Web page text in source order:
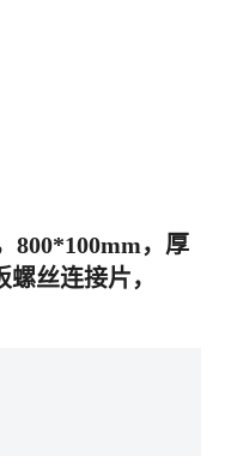
800*100mm，厚
丝连接片，